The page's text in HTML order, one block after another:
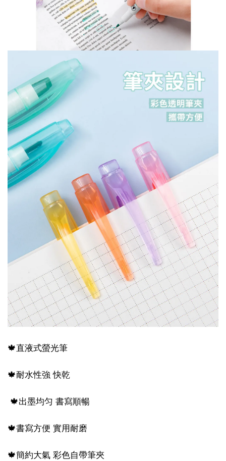
🍁直液式螢光筆
🍁耐水性強 快乾
🍁出墨均匀 書寫順暢
🍁書寫方便 實用耐磨
🍁簡約大氣 彩色自帶筆夾